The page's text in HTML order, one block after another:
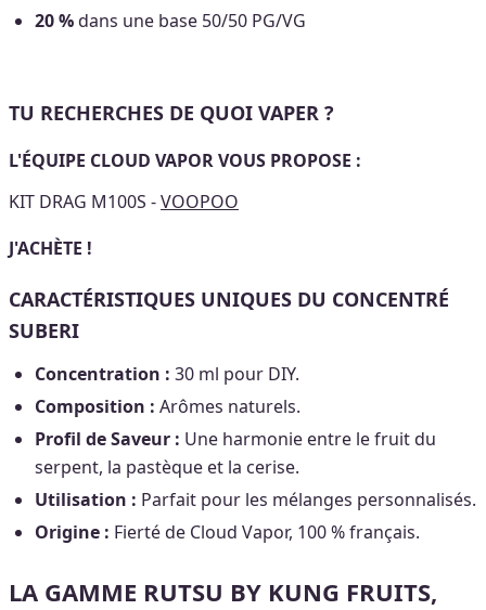
20 %dans une base 50/50 PG/VG
TU RECHERCHES DE QUOI VAPER ?
L'ÉQUIPE CLOUD VAPOR VOUS PROPOSE :
KIT DRAG M100S -VOOPOO
J'ACHÈTE !
CARACTÉRISTIQUES UNIQUES DU CONCENTRÉ
SUBERI
Concentration : 30 ml pour DIY.
Composition : Arômes naturels.
Profil de Saveur : Une harmonie entre le fruit du
serpent, la pastèque et la cerise.
Utilisation : Parfait pour les mélanges personnalisés.
Origine : Fierté de Cloud Vapor, 100 % français.
LA GAMME RUTSU BY KUNG FRUITS,